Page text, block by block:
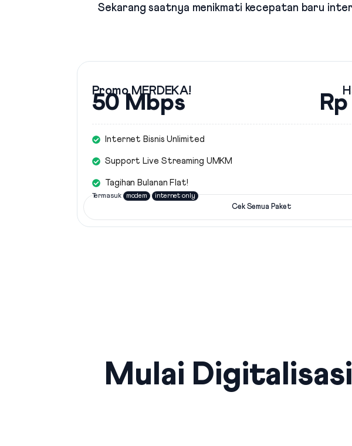
Sekarang saatnya menikmati kecepatan baru
Promo MERDEKA!
50 Mbps
Internet Bisnis Unlimited
Support Live Streaming UMKM
Tagihan Bulanan Flat!
Termasuk modem internet only
Cek Semua Paket
Mulai